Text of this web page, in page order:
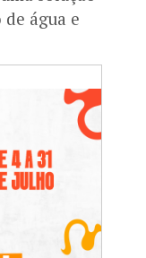
água e